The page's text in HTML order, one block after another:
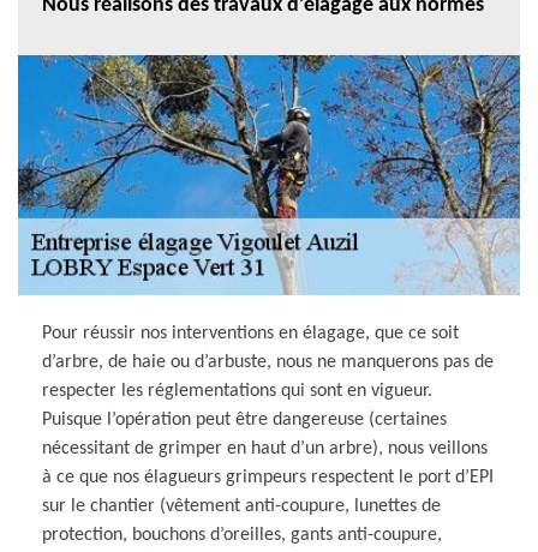
Nous réalisons des travaux d’élagage aux normes
Pour réussir nos interventions en élagage, que ce soit
d’arbre, de haie ou d’arbuste, nous ne manquerons pas de
respecter les réglementations qui sont en vigueur.
Puisque l’opération peut être dangereuse (certaines
nécessitant de grimper en haut d’un arbre), nous veillons
à ce que nos élagueurs grimpeurs respectent le port d’EPI
sur le chantier (vêtement anti-coupure, lunettes de
protection, bouchons d’oreilles, gants anti-coupure,